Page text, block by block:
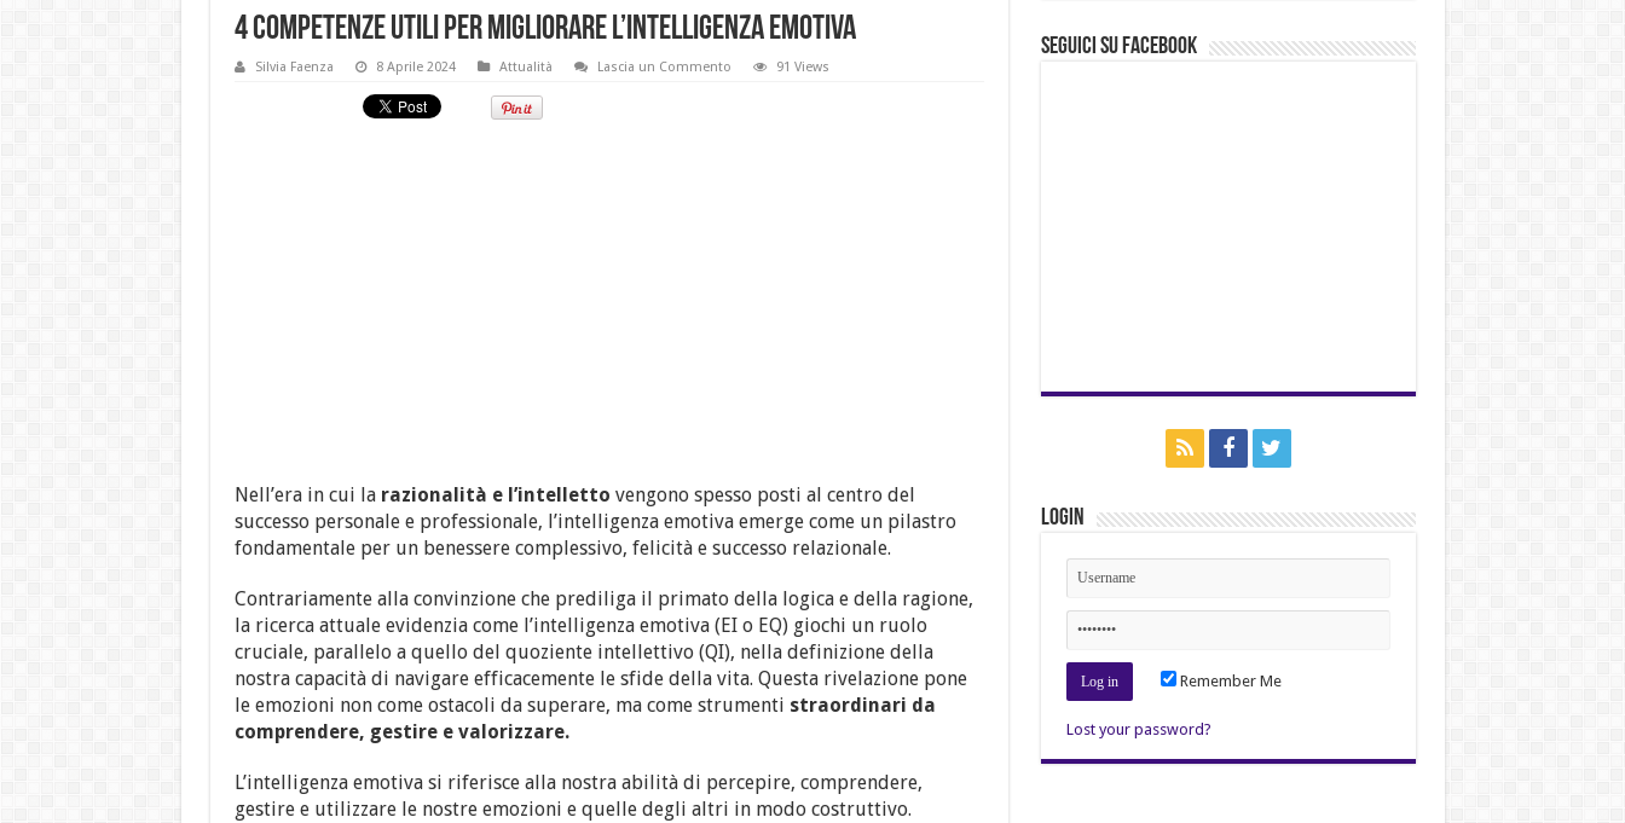
4 competenze utili per migliorare l’intelligenza emotiva
Silvia Faenza 8 Aprile 2024 Attualità Lascia un Commento 91 Views
Nell’era in cui la razionalità e l’intelletto vengono spesso posti al centro del
successo personale e professionale, l’intelligenza emotiva emerge come un pilastro
fondamentale per un benessere complessivo, felicità e successo relazionale.
Contrariamente alla convinzione che prediliga il primato della logica e della ragione,
la ricerca attuale evidenzia come l’intelligenza emotiva (EI o EQ) giochi un ruolo
cruciale, parallelo a quello del quoziente intellettivo (QI), nella definizione della
nostra capacità di navigare efficacemente le sfide della vita. Questa rivelazione pone
le emozioni non come ostacoli da superare, ma come strumenti straordinari da
comprendere, gestire e valorizzare.
L’intelligenza emotiva si riferisce alla nostra abilità di percepire, comprendere,
gestire e utilizzare le nostre emozioni e quelle degli altri in modo costruttivo.
Seguici su Facebook
Login
Remember Me
Lost your password?